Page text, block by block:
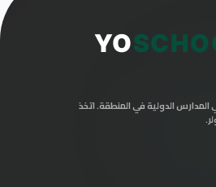
YO
المدارس الدولية في المنطقة. اتخذ